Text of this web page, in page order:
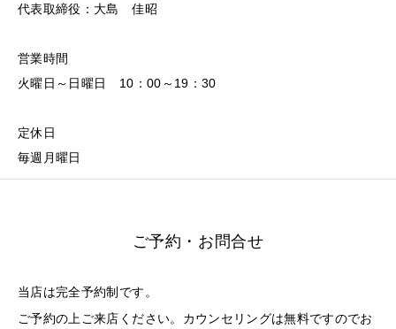
代表取締役：大島 佳昭
営業時間
火曜日～日曜日 10：00～19：30
定休日
毎週月曜日
ご予約・お問合せ
当店は完全予約制です。
ご予約の上ご来店ください。カウンセリングは無料ですのでお